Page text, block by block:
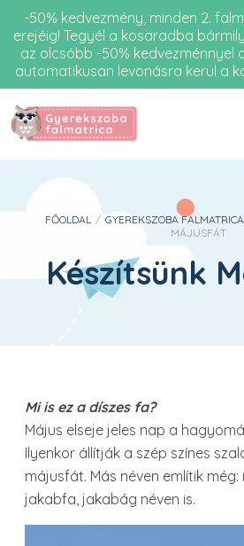
-50% kedvezmény, minden 2.
erejéig! Tegyél a kosaradba
az olcsóbb -50% kedvezménnyel
automatikusan levonásra kerül a
FŐOLDAL / GYEREKSZOBA
MÁJUSFÁT
Készítsünk
Mi is ez a díszes fa?
Május elseje jeles nap a
Ilyenkor állítják a szép színes
májusfát. Más néven említik
jakabfa, jakabág néven is.